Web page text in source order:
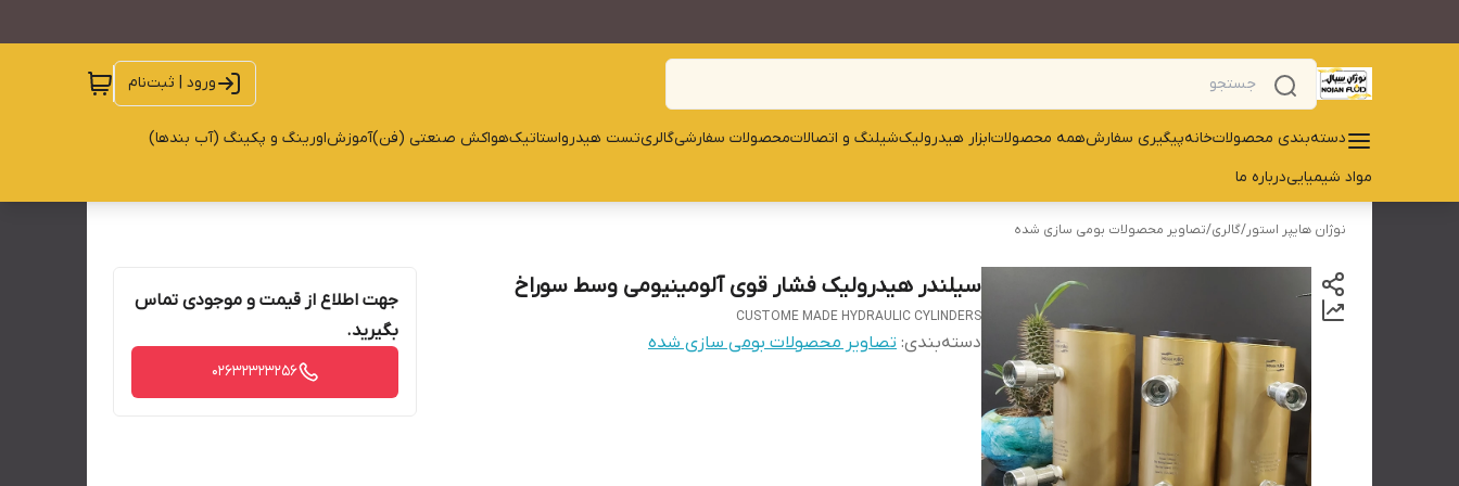
ورود | ثبت‌نام
دسته‌بندی محصولاتخانهپیگیری سفارشهمه محصولاتابزار هیدرولیکشیلنگ و اتصالاتمحصولات سفارشیگالریتست هیدرواستاتیکهواکش صنعتی (فن)آموزشاورینگ و پکینگ (آب بندها)
مواد شیمیاییدرباره ما
نوژان هایپر استور/گالری/تصاویر محصولات بومی سازی شده
سیلندر هیدرولیک فشار قوی آلومینیومی وسط سوراخ
CUSTOME MADE HYDRAULIC CYLINDERS
دسته‌بندی: تصاویر محصولات بومی سازی شده
جهت اطلاع از قیمت و موجودی تماس
بگیرید.
02632323256